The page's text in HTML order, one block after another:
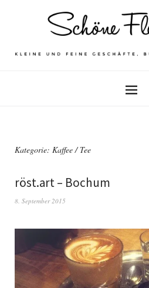
Kategorie: Kaffee / Tee
röst.art – Bochum
8. September 2015